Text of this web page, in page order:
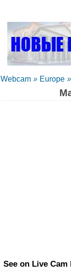
Webcam » Europe »
See on Live